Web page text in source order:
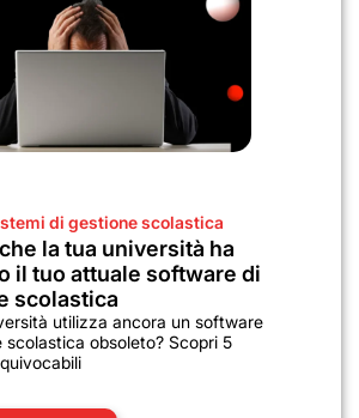
di gestione scolastica
la tua università ha
il tuo attuale software di
scolastica
utilizza ancora un software
scolastica obsoleto? Scopri 5